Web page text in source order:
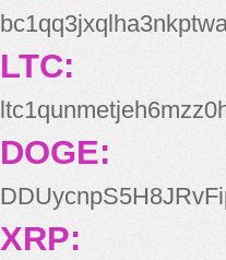
LTC:
DOGE:
XRP: